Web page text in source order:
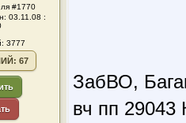
#1770
03.11.08 :
3777
67
ЗабВО,
вч пп 29043